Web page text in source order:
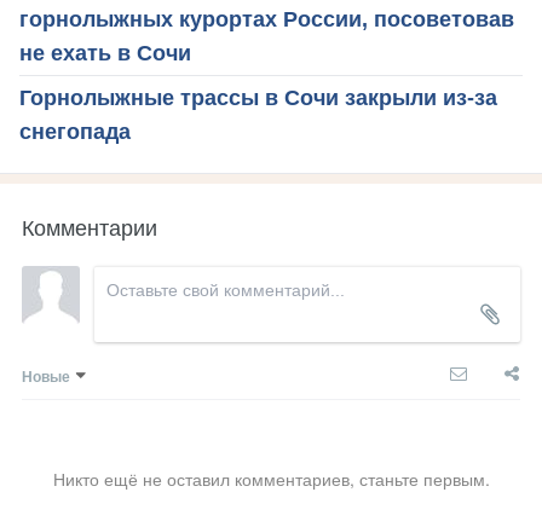
горнолыжных курортах России, посоветовав
не ехать в Сочи
Горнолыжные трассы в Сочи закрыли из-за
снегопада
Комментарии
Новые
Никто ещё не оставил комментариев, станьте первым.